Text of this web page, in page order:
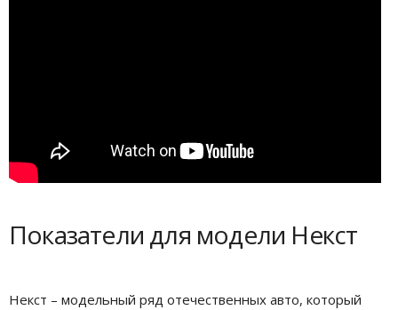
Показатели для модели Некст
Некст – модельный ряд отечественных авто, который